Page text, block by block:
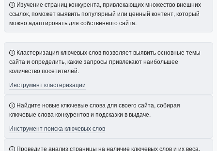
Изучение страниц конкурента, привлекающих множество внешних
ссылок, поможет выявить популярный или ценный контент, который
можно адаптировать для собственного сайта.
Кластеризация ключевых слов позволяет выявить основные темы
сайта и определить, какие запросы привлекают наибольшее
количество посетителей.
Инструмент кластеризации
Найдите новые ключевые слова для своего сайта, собирая
ключевые слова конкурентов и подсказки в выдаче.
Инструмент поиска ключевых слов
Проведите анализ страницы на наличие ключевых слов и их веса.